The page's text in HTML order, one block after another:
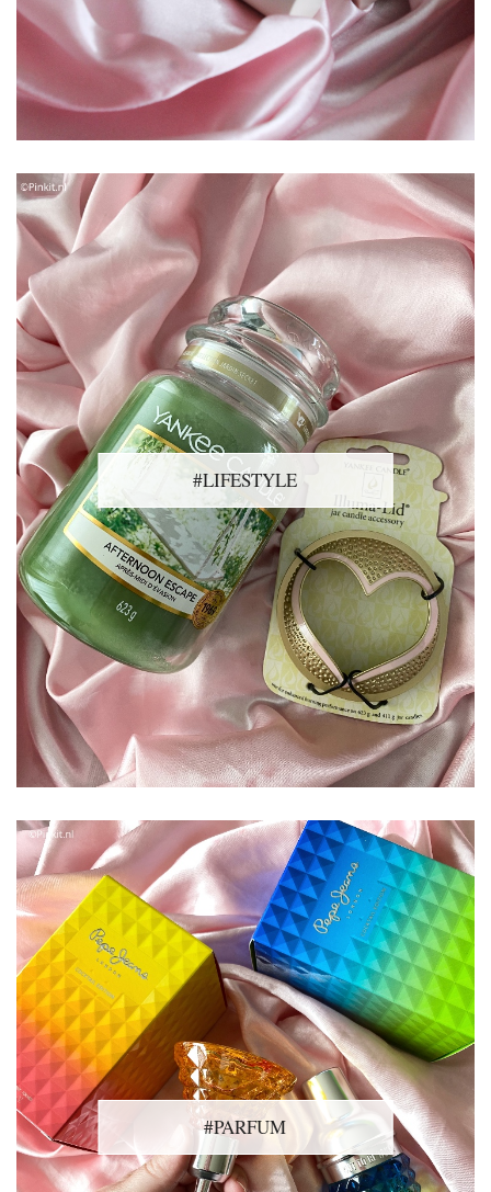
#LIFESTYLE
#PARFUM